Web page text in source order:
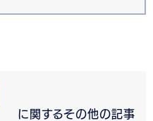
に関するその他の記事